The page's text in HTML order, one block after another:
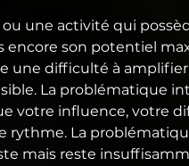
une activité qui
encore son potentiel
une difficulté à
La problématique
votre influence, votre
rythme. La
mais reste